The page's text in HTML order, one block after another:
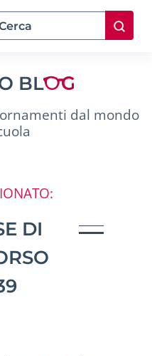
BL
dal mondo
DI